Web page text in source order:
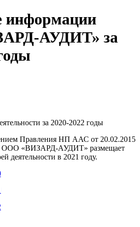
информации
АУДИТ» за
за 2020-2022 годы
Правления НП ААС от 20.02.2015
ООО «ВИЗАРД-АУДИТ» размещает
деятельности в 2021 году.